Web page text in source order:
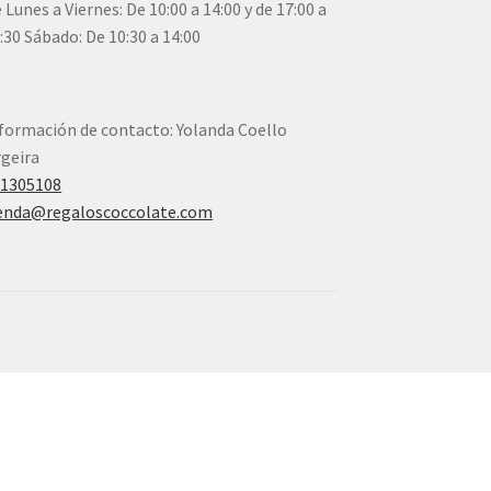
Lunes a Viernes: De 10:00 a 14:00 y de 17:00 a
Sábado: De 10:30 a 14:00
de contacto: Yolanda Coello